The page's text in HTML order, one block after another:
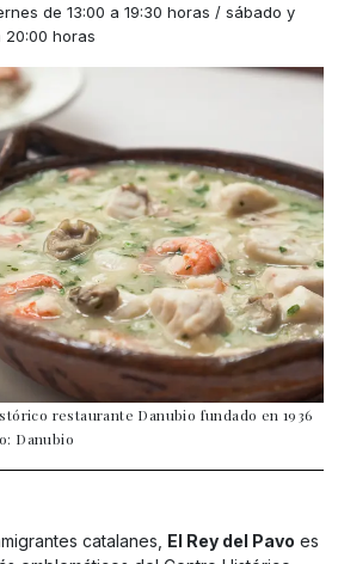
de 13:00 a 19:30 horas / sábado y
20:00 horas
restaurante Danubio fundado en 1936
Danubio
catalanes, El Rey del Pavo es